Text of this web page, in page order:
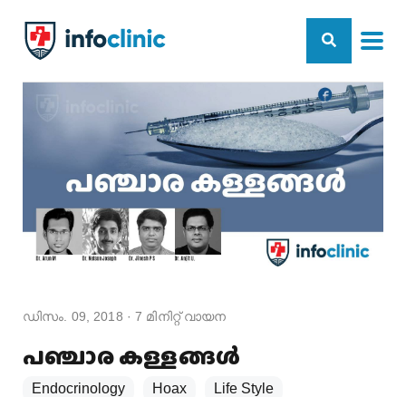
ഡിസം. 09, 2018 ·7 മിനിറ്റ് വായന
പഞ്ചാര കള്ളങ്ങൾ
Endocrinology Hoax Life Style